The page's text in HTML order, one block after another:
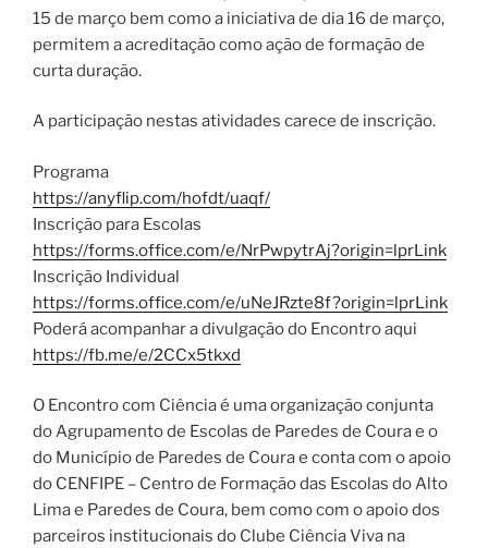
15 de março bem como a iniciativa de dia 16 de março,
permitem a acreditação como ação de formação de
curta duração.
A participação nestas atividades carece de inscrição.
Programa
https://anyflip.com/hofdt/uaqf/
Inscrição para Escolas
https://forms.office.com/e/NrPwpytrAj?origin=lprLink
Inscrição Individual
https://forms.office.com/e/uNeJRzte8f?origin=lprLink
Poderá acompanhar a divulgação do Encontro aqui
https://fb.me/e/2CCx5tkxd
O Encontro com Ciência é uma organização conjunta
do Agrupamento de Escolas de Paredes de Coura e o
do Município de Paredes de Coura e conta com o apoio
do CENFIPE – Centro de Formação das Escolas do Alto
Lima e Paredes de Coura, bem como com o apoio dos
parceiros institucionais do Clube Ciência Viva na